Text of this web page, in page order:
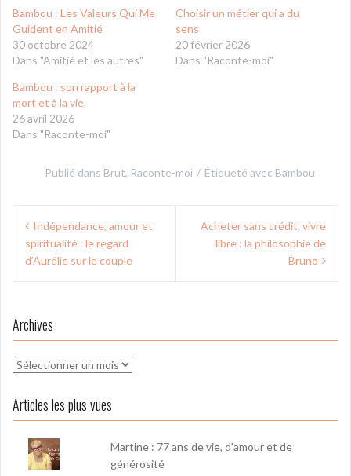
Bambou : Les Valeurs Qui Me
Guident en Amitié
30 octobre 2024
Dans "Amitié et les autres"
Choisir un métier qui a du
sens
20 février 2026
Dans "Raconte-moi"
Bambou : son rapport à la
mort et à la vie
26 avril 2026
Dans "Raconte-moi"
Publié dans Brut, Raconte-moi Étiqueté avec Bambou
Navigation
de
l’article
Indépendance, amour et
spiritualité : le regard
d’Aurélie sur le couple
Acheter sans crédit, vivre
libre : la philosophie de
Bruno
Archives
Archives
Articles les plus vues
Martine : 77 ans de vie, d'amour et de
générosité